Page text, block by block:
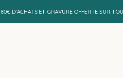
D’ACHATS ET GRAVURE OFFERTE SUR